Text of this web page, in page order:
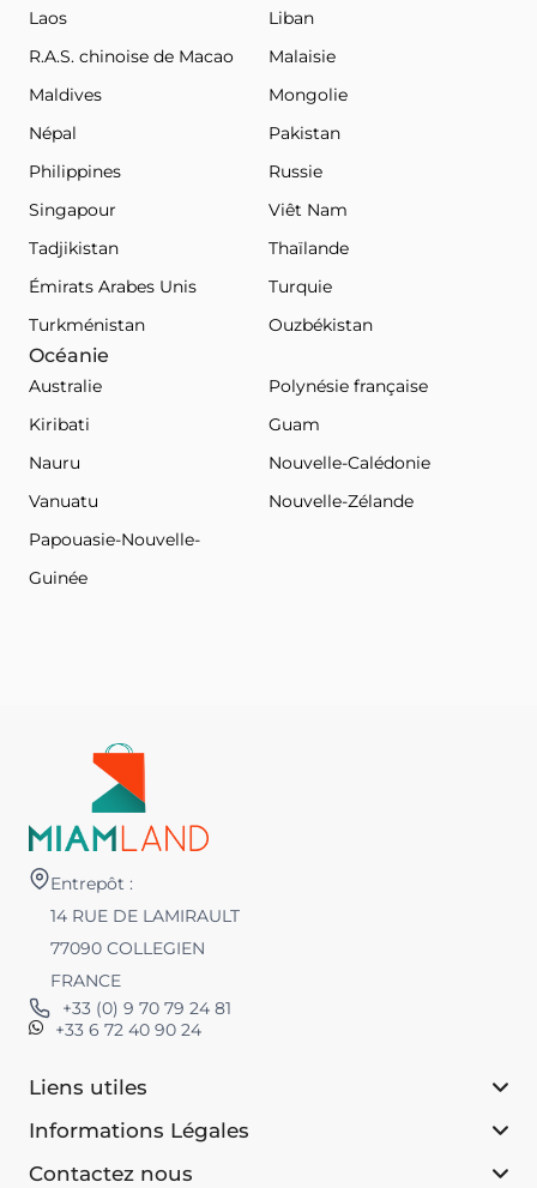
Laos
Liban
R.A.S. chinoise de Macao
Malaisie
Maldives
Mongolie
Népal
Pakistan
Philippines
Russie
Singapour
Viêt Nam
Tadjikistan
Thaïlande
Émirats Arabes Unis
Turquie
Turkménistan
Ouzbékistan
Océanie
Australie
Polynésie française
Kiribati
Guam
Nauru
Nouvelle-Calédonie
Vanuatu
Nouvelle-Zélande
Papouasie-Nouvelle-
Guinée
Entrepôt :
14 RUE DE LAMIRAULT
77090 COLLEGIEN
FRANCE
+33 (0) 9 70 79 24 81
+33 6 72 40 90 24
Liens utiles
Informations Légales
Contactez nous